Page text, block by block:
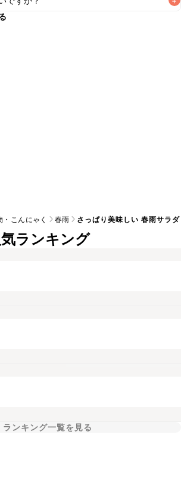
日中が目安です。なるべくお早めにお召
こんにゃく 春雨 さっぱり美味しい 春雨サラダ
ランキング
ランキング一覧を見る